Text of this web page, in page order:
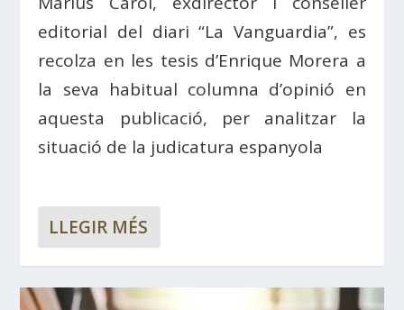
editorial del diari “La Vanguardia”, es
recolza en les tesis d’Enrique Morera a
la seva habitual columna d’opinió en
aquesta publicació, per analitzar la
situació de la judicatura espanyola
LLEGIR MÉS